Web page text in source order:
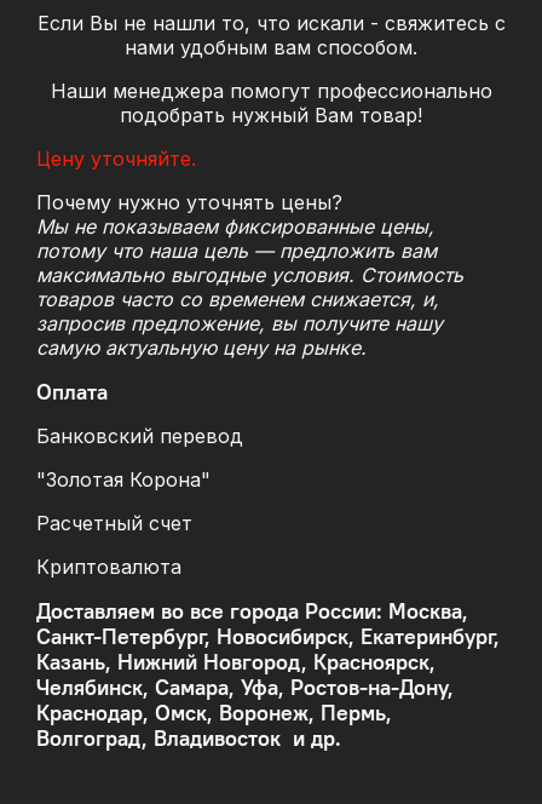
Если Вы не нашли то, что искали - свяжитесь с
нами удобным вам способом.
Наши менеджера помогут профессионально
подобрать нужный Вам товар!
Цену уточняйте.
Почему нужно уточнять цены?
Мы не показываем фиксированные цены,
потому что наша цель — предложить вам
максимально выгодные условия. Стоимость
товаров часто со временем снижается, и,
запросив предложение, вы получите нашу
самую актуальную цену на рынке.
Оплата
Банковский перевод
"Золотая Корона"
Расчетный счет
Криптовалюта
Доставляем во все города России: Москва,
Санкт-Петербург, Новосибирск, Екатеринбург,
Казань, Нижний Новгород, Красноярск,
Челябинск, Самара, Уфа, Ростов-на-Дону,
Краснодар, Омск, Воронеж, Пермь,
Волгоград, Владивосток и др.